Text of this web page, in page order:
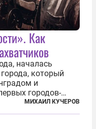
Как
началась
который
и
городов-
из телеграммы
сентябрем 1941-
МИХАИЛ КУЧЕРОВ